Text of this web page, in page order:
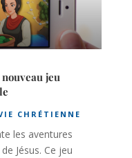
jeu
CHRÉTIENNE
les aventures
Jésus. Ce jeu